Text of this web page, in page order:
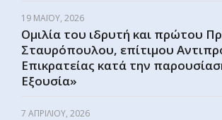
19 ΜΑΪ́ΟΥ, 2026
Ομιλία του ιδρυτή και πρώτου
Σταυρόπουλου, επίτιμου
Επικρατείας κατά την
Εξουσία»
7 ΑΠΡΙΛΊΟΥ, 2026